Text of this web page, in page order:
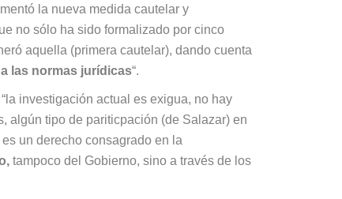
la nueva medida cautelar y
no sólo ha sido formalizado por cinco
aquella (primera cautelar), dando cuenta
las normas jurídicas“.
investigación actual es exigua, no hay
algún tipo de pariticpación (de Salazar) en
un derecho consagrado en la
tampoco del Gobierno, sino a través de los